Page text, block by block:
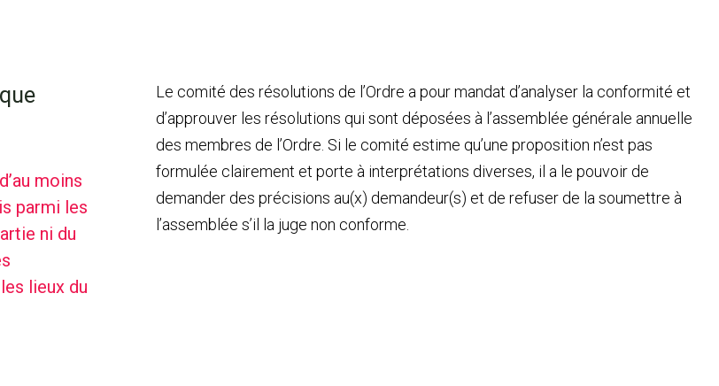
moins
parmi les
ni du
lieux du
Le comité des résolutions de l’Ordre a pour mandat d’analyser la conformité et
d’approuver les résolutions qui sont déposées à l’assemblée générale annuelle
des membres de l’Ordre. Si le comité estime qu’une proposition n’est pas
formulée clairement et porte à interprétations diverses, il a le pouvoir de
demander des précisions au(x) demandeur(s) et de refuser de la soumettre à
l’assemblée s’il la juge non conforme.